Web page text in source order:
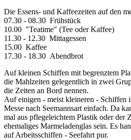
Die Essens- und Kaffeezeiten auf den
07.30 - 08.30 Frühstück
10.00 "Teatime" (Tee oder Kaffee)
11.30 - 12.30 Mittagessen
15.00 Kaffee
17.30 - 18.30 Abendbrot
Auf kleinen Schiffen mit begrenztem
die Mahlzeiten gelegentlich in zwei
die Zeiten an Bord nennen.
Auf einigen - meist kleineren - Schiffen
Messe nach Seemannsart einfach. Da
mal aus pflegeleichtem Plastik oder der
ehemaliges Marmeladenglas sein. Es
auf Arbeitsschiffen - Seefahrt pur.